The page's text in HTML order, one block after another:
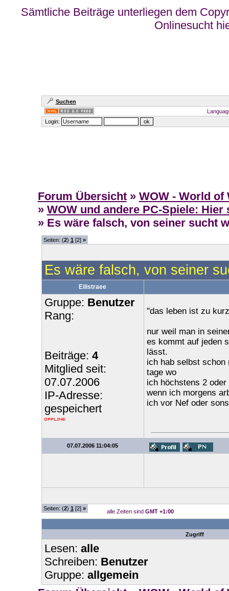
Sämtliche Beiträge unterliegen dem
Onlinesucht
Suchen
Login:
Forum Übersicht » WOW - World of
» WOW und andere PC-Spiele:
» Es wäre falsch, von seiner sucht
Seiten: (2) 1 [2] »
Es wäre falsch, von seiner
Eilistraee
Gruppe: Benutzer
Rang:
Beiträge: 4
Mitglied seit:
07.07.2006
IP-Adresse:
gespeichert
"das leben ist zu
nur weil man in
es kommt auf jeden
lässt.
ich hab selbst schon
tage wo
ich höchstens 2
wenn ich morgens
ich vor Nef oder
07.07.2006 11:04:05
Seiten: (2) 1 [2] » alle Zeiten sind GMT +1:00
Zugriff
Lesen: alle
Schreiben: Benutzer
Gruppe: allgemein